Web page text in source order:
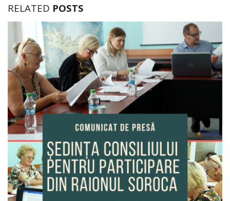
RELATED POSTS
Consiliul Raional de Participare din Soroca
Obiectivele proiectului “Facilitarea participării
decizional” sunt axate pe contribuirea la
alternative a procesului decizional [...]
decembrie 20, 2019 0 Comments